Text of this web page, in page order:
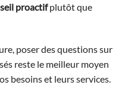
proactifplutôt que
poser des questions sur
reste le meilleur moyen
besoins et leurs services.